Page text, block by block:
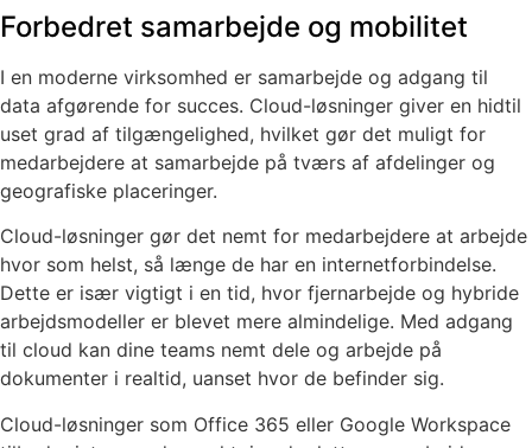
Forbedret samarbejde og mobilitet
I en moderne virksomhed er samarbejde og adgang til
data afgørende for succes. Cloud-løsninger giver en hidtil
uset grad af tilgængelighed, hvilket gør det muligt for
medarbejdere at samarbejde på tværs af afdelinger og
geografiske placeringer.
Cloud-løsninger gør det nemt for medarbejdere at arbejde
hvor som helst, så længe de har en internetforbindelse.
Dette er især vigtigt i en tid, hvor fjernarbejde og hybride
arbejdsmodeller er blevet mere almindelige. Med adgang
til cloud kan dine teams nemt dele og arbejde på
dokumenter i realtid, uanset hvor de befinder sig.
Cloud-løsninger som Office 365 eller Google Workspace